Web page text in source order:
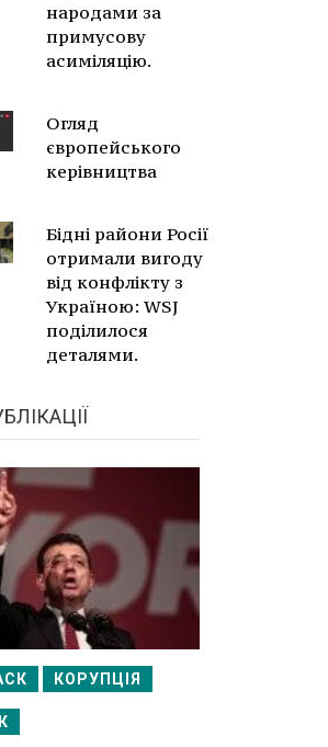
народами за
примусову
асиміляцію.
Огляд
європейського
керівництва
Бідні райони Росії
отримали вигоду
від конфлікту з
Україною: WSJ
поділилося
деталями.
КОРУПЦІЯ